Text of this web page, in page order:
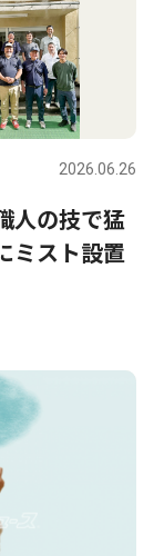
2026.06.26
人の技で猛
ミスト設置